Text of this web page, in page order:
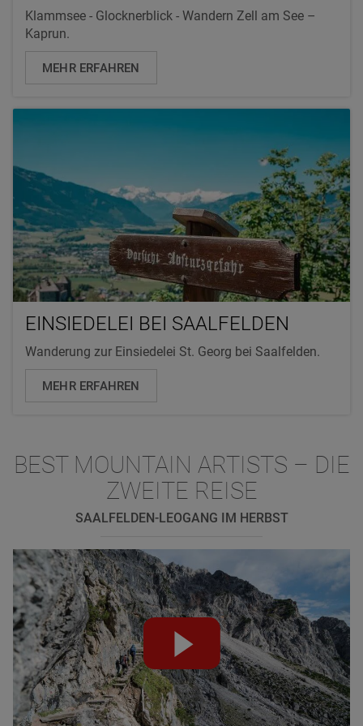
Klammsee - Glocknerblick - Wandern Zell am See –
Kaprun.
MEHR ERFAHREN
EINSIEDELEI BEI SAALFELDEN
Wanderung zur Einsiedelei St. Georg bei Saalfelden.
MEHR ERFAHREN
BEST MOUNTAIN ARTISTS – DIE
ZWEITE REISE
SAALFELDEN-LEOGANG IM HERBST